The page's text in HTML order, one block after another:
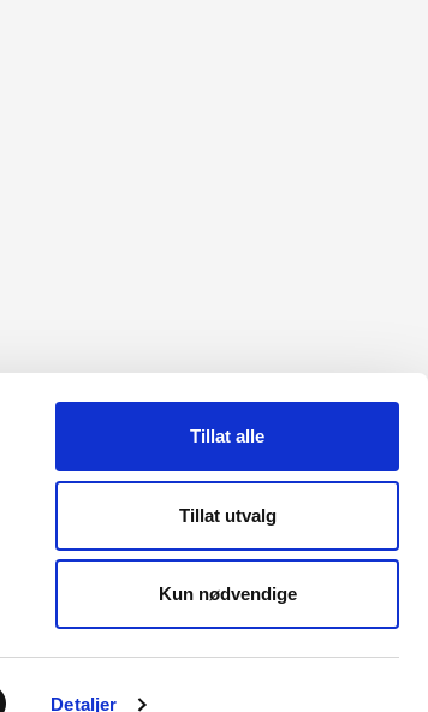
Detaljer
Tillat alle
Tillat utvalg
Kun nødvendige